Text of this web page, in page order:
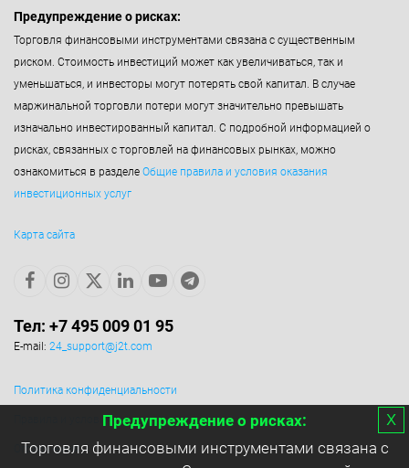
х
Предупреждение о рисках:
Торговля финансовыми инструментами связана с
Предупреждение о рисках:
Торговля финансовыми инструментами связана с существенным
риском. Стоимость инвестиций может как увеличиваться, так и
уменьшаться, и инвесторы могут потерять свой капитал. В случае
маржинальной торговли потери могут значительно превышать
изначально инвестированный капитал. С подробной информацией о
рисках, связанных с торговлей на финансовых рынках, можно
ознакомиться в разделе Общие правила и условия оказания
инвестиционных услуг
Карта сайта
Тел: +7 495 009 01 95
E-mail: 24_support@j2t.com
Политика конфиденциальности
Правила и условия
Ограничения